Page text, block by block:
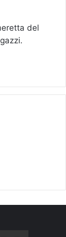
del